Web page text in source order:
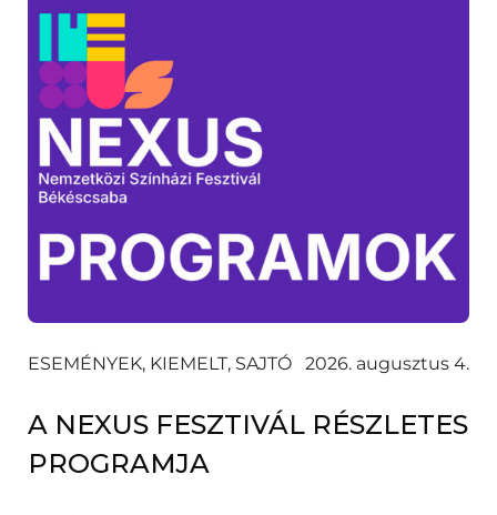
ESEMÉNYEK, KIEMELT, SAJTÓ 2026. augusztus 4.
A NEXUS FESZTIVÁL RÉSZLETES
PROGRAMJA